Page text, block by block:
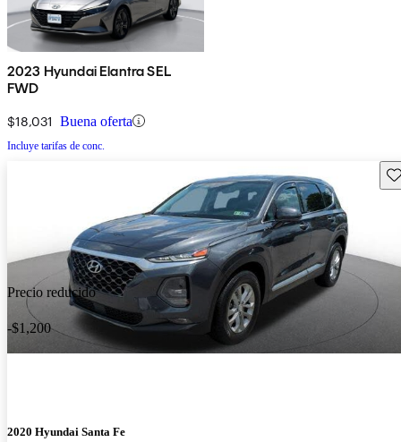
2023 Hyundai Elantra SEL
FWD
$18,031 Buena oferta
Incluye tarifas de conc.
Precio reducido
-$1,200
2020 Hyundai Santa Fe